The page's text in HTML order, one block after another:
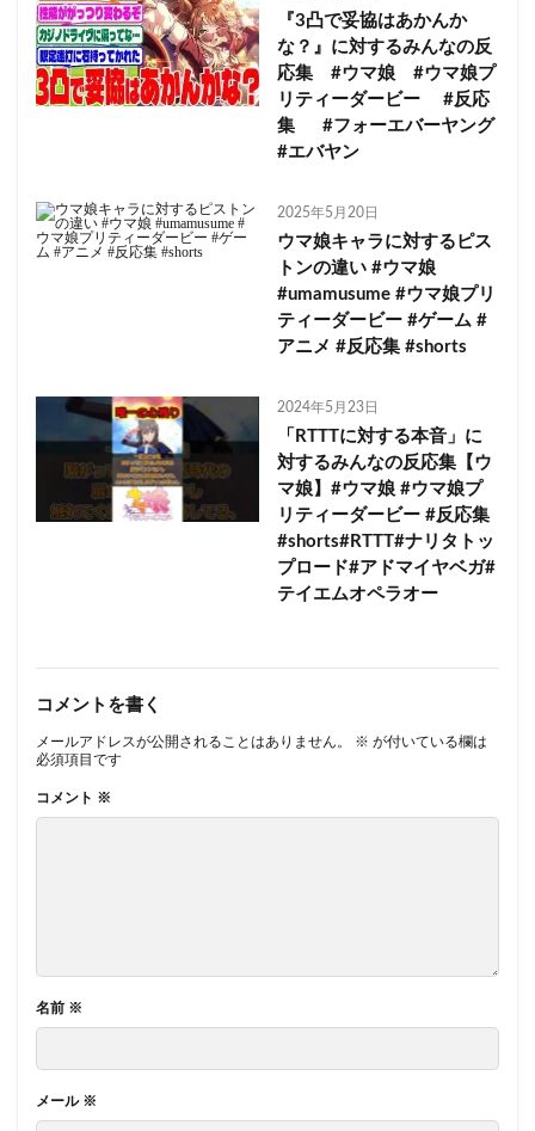
『3凸で妥協はあかんか
な？』に対するみんなの反
応集 #ウマ娘 #ウマ娘プ
リティーダービー #反応
集 #フォーエバーヤング
#エバヤン
2025年5月20日
ウマ娘キャラに対するピス
トンの違い #ウマ娘
#umamusume #ウマ娘プリ
ティーダービー #ゲーム #
アニメ #反応集 #shorts
2024年5月23日
「RTTTに対する本音」に
対するみんなの反応集【ウ
マ娘】#ウマ娘 #ウマ娘プ
リティーダービー #反応集
#shorts#RTTT#ナリタトッ
プロード#アドマイヤベガ#
テイエムオペラオー
コメントを書く
メールアドレスが公開されることはありません。 ※ が付いている欄は
必須項目です
コメント ※
名前 ※
メール ※